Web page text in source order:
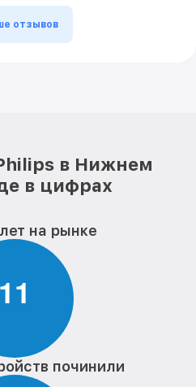
отзывов
в Нижнем
в цифрах
на рынке
11
починили